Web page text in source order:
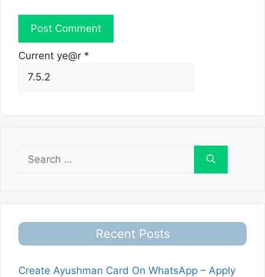
Current ye@r *
for:
Recent Posts
Create Ayushman Card On WhatsApp – Apply